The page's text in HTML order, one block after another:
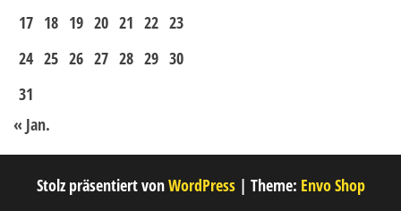
17 18 19 20 21 22 23
24 25 26 27 28 29 30
31
« Jan.
Stolz präsentiert vonWordPress | Theme: Envo Shop